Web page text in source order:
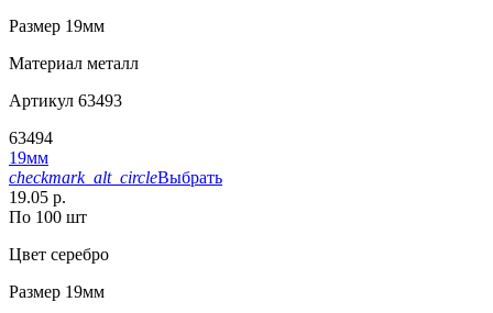
Размер 19мм
Материал металл
Артикул 63493
63494
19мм
checkmark_alt_circleВыбрать
19.05 р.
По 100 шт
Цвет серебро
Размер 19мм